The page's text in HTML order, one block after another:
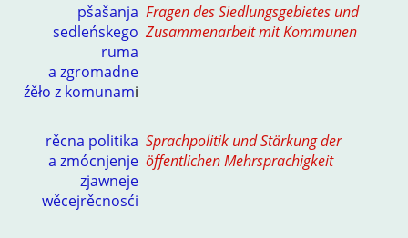
pšašanja
sedleńskego
ruma
a zgromadne
źěło z komunami
Fragen des Siedlungsgebietes und
Zusammenarbeit mit Kommunen
rěcna politika
a zmócnjenje
zjawneje
wěcejrěcnosći
Sprachpolitik und Stärkung der
öffentlichen Mehrsprachigkeit